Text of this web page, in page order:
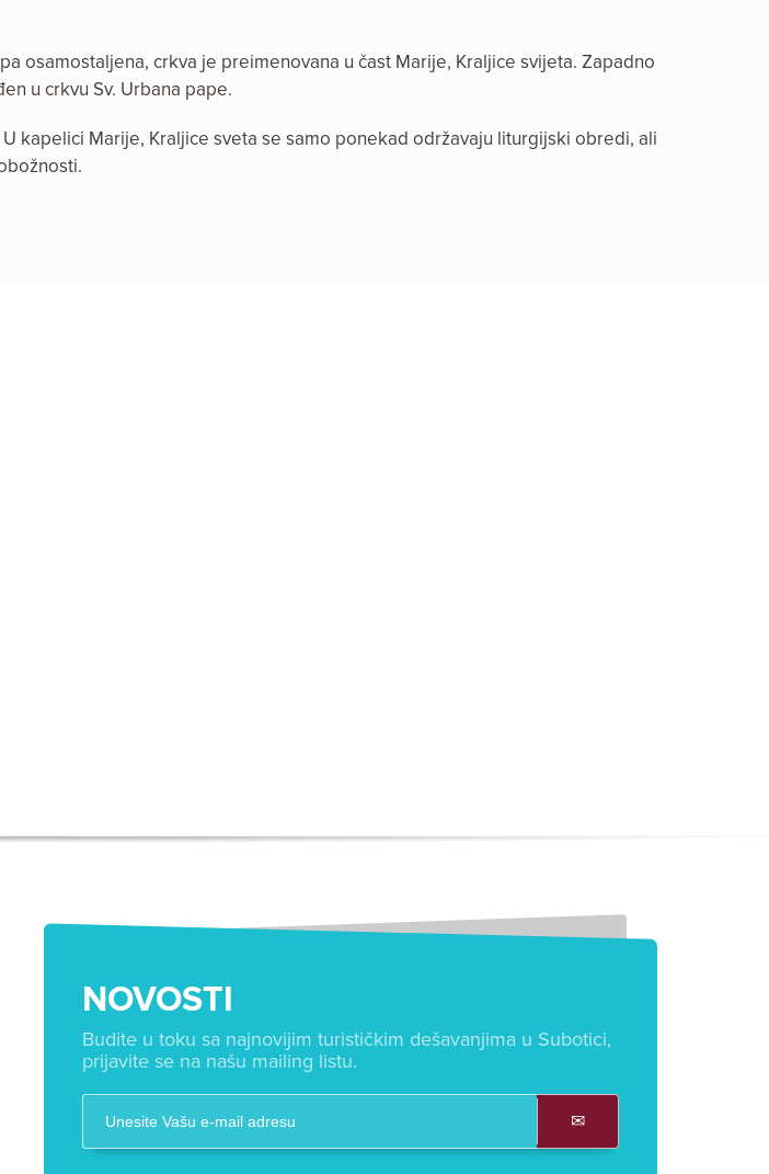
osamostaljena, crkva je preimenovana u čast Marije, Kraljice svijeta. Zapadno
u crkvu Sv. Urbana pape.
kapelici Marije, Kraljice sveta se samo ponekad održavaju liturgijski obredi, ali
NOVOSTI
Budite u toku sa najnovijim turističkim dešavanjima u Subotici,
prijavite se na našu mailing listu.